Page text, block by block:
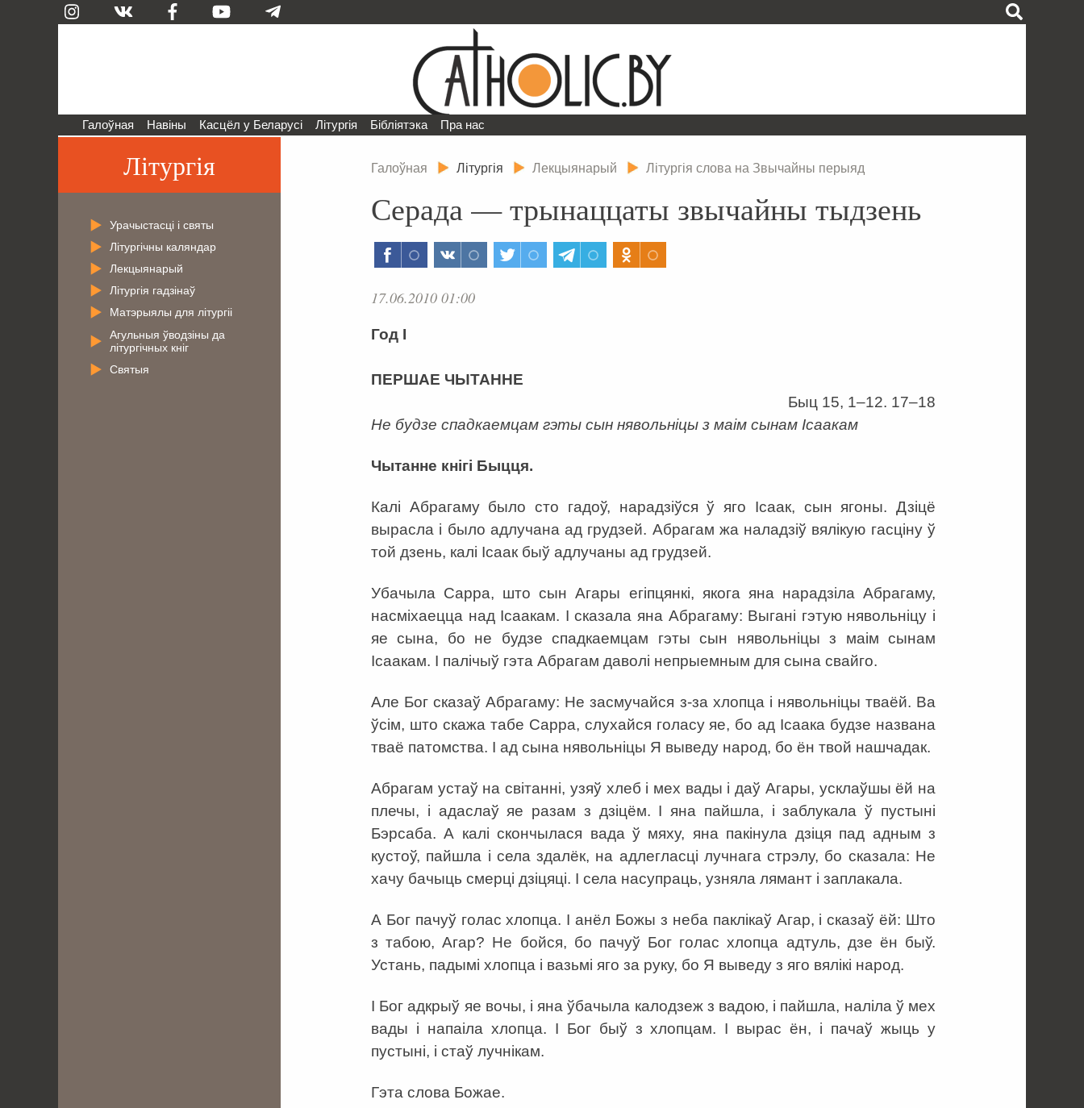
Галоўная Навіны Касцёл у Беларусі Літургія Бібліятэка Пра нас
Галоўная Літургія Лекцыянарый Літургія слова на Звычайны перыяд
Серада — трынаццаты звычайны тыдзень
17.06.2010 01:00
Год І
ПЕРШАЕ ЧЫТАННЕ
Быц 15, 1–12. 17–18
Не будзе спадкаемцам гэты сын нявольніцы з маім сынам Ісаакам
Чытанне кнігі Быцця.
Калі Абрагаму было сто гадоў, нарадзіўся ў яго Ісаак, сын ягоны. Дзіцё
вырасла і было адлучана ад грудзей. Абрагам жа наладзіў вялікую гасціну ў
той дзень, калі Ісаак быў адлучаны ад грудзей.
Убачыла Сарра, што сын Агары егіпцянкі, якога яна нарадзіла Абрагаму,
насміхаецца над Ісаакам. І сказала яна Абрагаму: Выгані гэтую нявольніцу і
яе сына, бо не будзе спадкаемцам гэты сын нявольніцы з маім сынам
Ісаакам. І палічыў гэта Абрагам даволі непрыемным для сына свайго.
Але Бог сказаў Абрагаму: Не засмучайся з-за хлопца і нявольніцы тваёй. Ва
ўсім, што скажа табе Сарра, слухайся голасу яе, бо ад Ісаака будзе названа
тваё патомства. І ад сына нявольніцы Я выведу народ, бо ён твой нашчадак.
Абрагам устаў на світанні, узяў хлеб і мех вады і даў Агары, усклаўшы ёй на
плечы, і адаслаў яе разам з дзіцём. І яна пайшла, і заблукала ў пустыні
Бэрсаба. А калі скончылася вада ў мяху, яна пакінула дзіця пад адным з
кустоў, пайшла і села здалёк, на адлегласці лучнага стрэлу, бо сказала: Не
хачу бачыць смерці дзіцяці. І села насупраць, узняла лямант і заплакала.
А Бог пачуў голас хлопца. І анёл Божы з неба паклікаў Агар, і сказаў ёй: Што
з табою, Агар? Не бойся, бо пачуў Бог голас хлопца адтуль, дзе ён быў.
Устань, падымі хлопца і вазьмі яго за руку, бо Я выведу з яго вялікі народ.
І Бог адкрыў яе вочы, і яна ўбачыла калодзеж з вадою, і пайшла, наліла ў мех
вады і напаіла хлопца. І Бог быў з хлопцам. І вырас ён, і пачаў жыць у
пустыні, і стаў лучнікам.
Гэта слова Божае.
Літургія
Урачыстасці і святы
Літургічны каляндар
Лекцыянарый
Літургія гадзінаў
Матэрыялы для літургіі
Агульныя ўводзіны да
літургічных кніг
Святыя